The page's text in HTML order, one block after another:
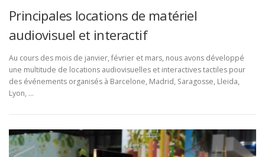
Principales locations de matériel
audiovisuel et interactif
Au cours des mois de janvier, février et mars, nous avons développé
une multitude de locations audiovisuelles et interactives tactiles pour
des événements organisés à Barcelone, Madrid, Saragosse, Lleida,
Lyon, …